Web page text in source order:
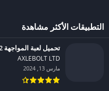
التطبيقات الأكثر مشاهدة
تحميل لعبة المواجهة 2 مهكرة للاندرويد 2024
AXLEBOLT LTD‏
مارس 13, 2024